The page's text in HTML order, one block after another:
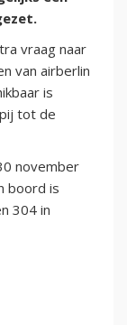
vraag naar
van airberlin
is
tot de
november
boord is
304 in